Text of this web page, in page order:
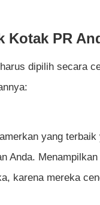
Kotak PR
dipilih secara
yang
Anda.
karena mereka